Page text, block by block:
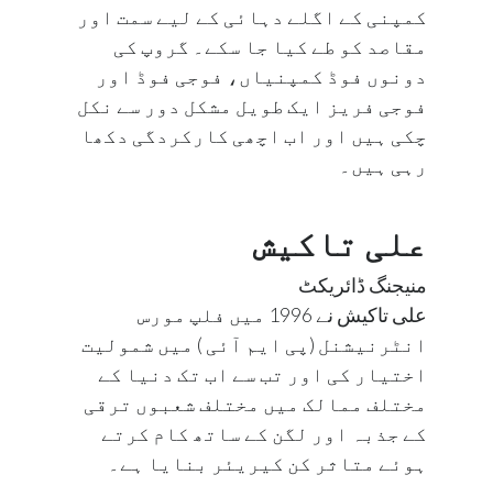
کمپنی کے اگلے دہائی کے لیے سمت اور
مقاصد کو طے کیا جا سکے۔ گروپ کی
دونوں فوڈ کمپنیاں، فوجی فوڈ اور
فوجی فریز ایک طویل مشکل دور سے نکل
چکی ہیں اور اب اچھی کارکردگی دکھا
رہی ہیں۔
علی تاکیش
منیجنگ ڈائریکٹ
علی تاکیش نے 1996 میں فلپ مورس
انٹرنیشنل (پی ایم آئی ) میں شمولیت
اختیار کی اور تب سے اب تک دنیا کے
مختلف ممالک میں مختلف شعبوں ترقی
کے جذبہ اور لگن کے ساتھ کام کرتے
ہوئے متاثر کن کیریئر بنایا ہے۔